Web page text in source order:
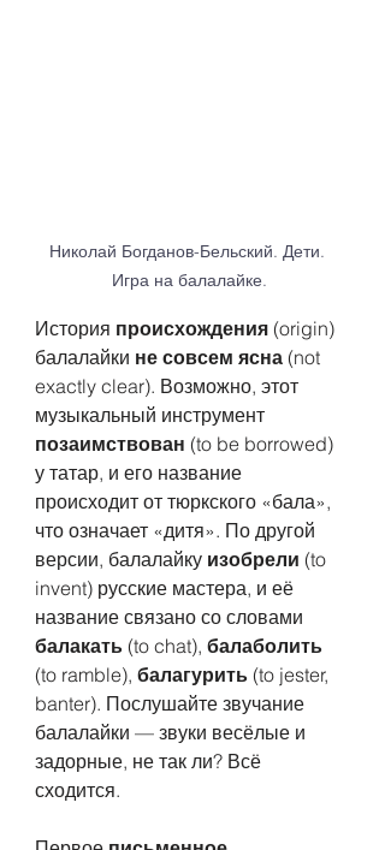
Николай Богданов-Бельский. Дети.
Игра на балалайке.
История происхождения (origin)
балалайки не совсем ясна (not
exactly clear). Возможно, этот
музыкальный инструмент
позаимствован (to be borrowed)
у татар, и его название
происходит от тюркского «бала»,
что означает «дитя». По другой
версии, балалайку изобрели (to
invent) русские мастера, и её
название связано со словами
балакать (to chat), балаболить
(to ramble), балагурить (to jester,
banter). Послушайте звучание
балалайки — звуки весёлые и
задорные, не так ли? Всё
сходится.